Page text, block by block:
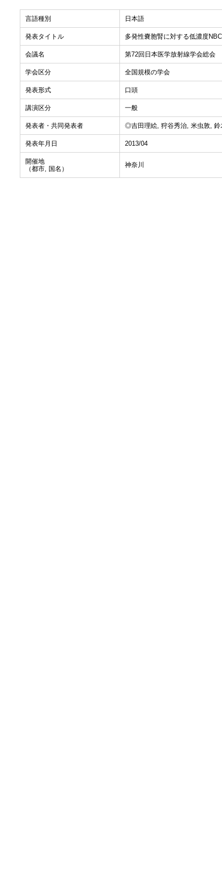
言語種別 日本語
発表タイトル 多発性嚢胞腎に対する低濃度
会議名 第72回日本医学放射線学会総会
学会区分 全国規模の学会
発表形式 口頭
講演区分 一般
発表者・共同発表者 ◎吉田理絵, 狩谷秀治, 米虫敦,
発表年月日 2013/04
開催地
（都市, 国名）
神奈川